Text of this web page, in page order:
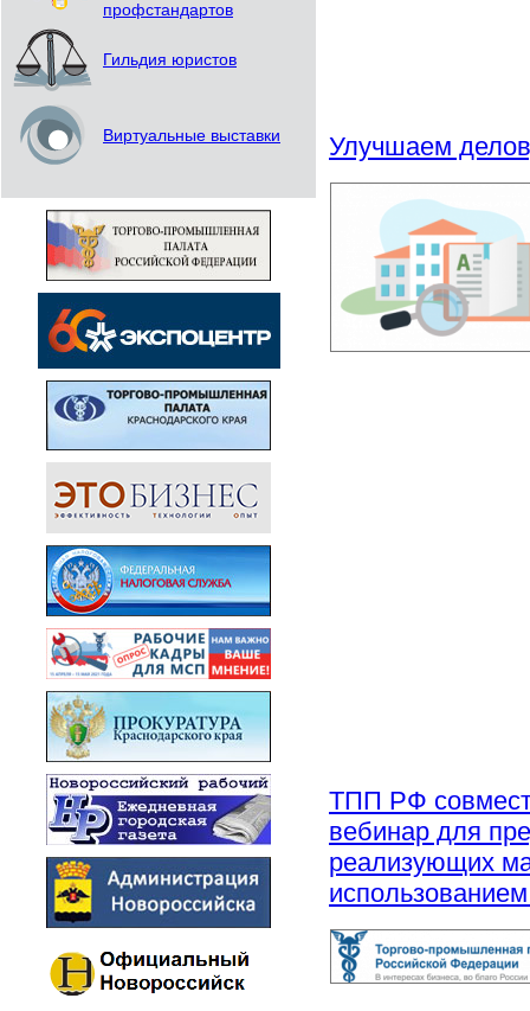
профстандартов
Гильдия юристов
Виртуальные выставки Улучшаем
ТПП РФ
вебинар для
реализующих